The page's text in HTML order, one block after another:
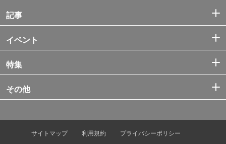
記事
イベント
特集
その他
サイトマップ 利用規約
プライバシーポリシー